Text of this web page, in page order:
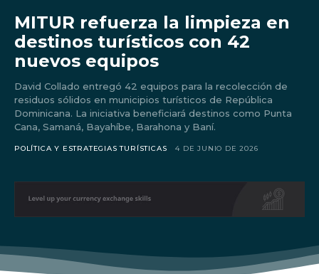
out!
MITUR refuerza la limpieza en
destinos turísticos con 42
nuevos equipos
David Collado entregó 42 equipos para la recolección de
residuos sólidos en municipios turísticos de República
Dominicana. La iniciativa beneficiará destinos como Punta
Cana, Samaná, Bayahíbe, Barahona y Baní.
POLÍTICA Y ESTRATEGIAS TURÍSTICAS 4 DE JUNIO DE 2026